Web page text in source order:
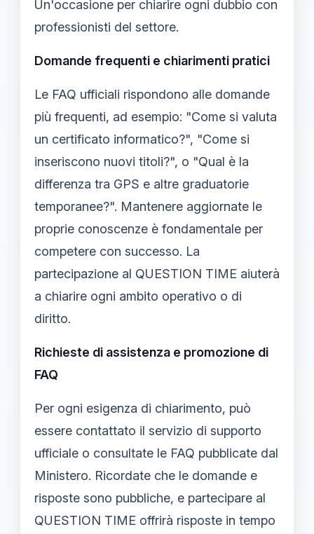
Un'occasione per chiarire ogni dubbio con
professionisti del settore.
Domande frequenti e chiarimenti pratici
Le FAQ ufficiali rispondono alle domande
più frequenti, ad esempio: "Come si valuta
un certificato informatico?", "Come si
inseriscono nuovi titoli?", o "Qual è la
differenza tra GPS e altre graduatorie
temporanee?". Mantenere aggiornate le
proprie conoscenze è fondamentale per
competere con successo. La
partecipazione al QUESTION TIME aiuterà
a chiarire ogni ambito operativo o di
diritto.
Richieste di assistenza e promozione di
FAQ
Per ogni esigenza di chiarimento, può
essere contattato il servizio di supporto
ufficiale o consultate le FAQ pubblicate dal
Ministero. Ricordate che le domande e
risposte sono pubbliche, e partecipare al
QUESTION TIME offrirà risposte in tempo